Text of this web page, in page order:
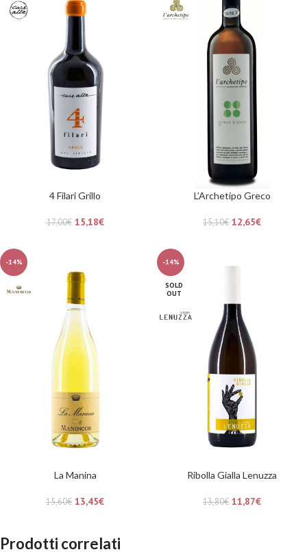
4 Filari Grillo
17,00€ 15,18€
L’Archetipo Greco
15,10€ 12,65€
-14%
La Manina
15,60€ 13,45€
-14%
SOLD
OUT
Ribolla Gialla Lenuzza
13,80€ 11,87€
Prodotti correlati